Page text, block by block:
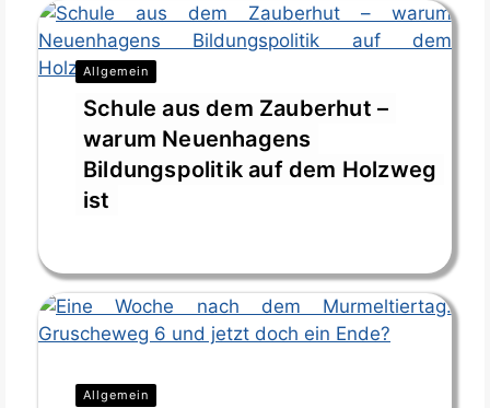
Allgemein
Schule aus dem Zauberhut –
warum Neuenhagens
Bildungspolitik auf dem Holzweg
ist
Allgemein